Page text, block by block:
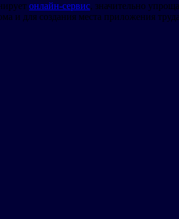
онлайн-сервис, значительно
и для создания места приложения